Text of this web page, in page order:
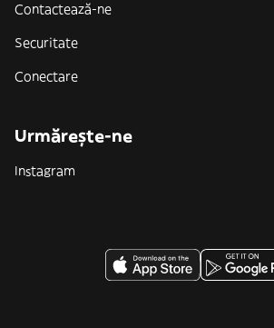
Contactează-ne
Securitate
Conectare
Urmărește-ne
Instagram